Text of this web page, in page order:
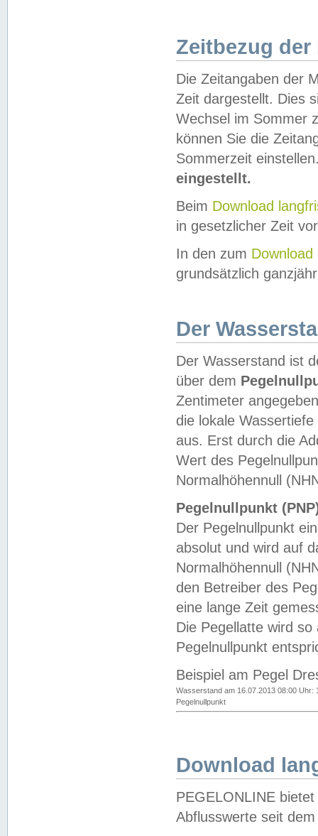
Zeitbezug der
Die Zeitangaben der
Zeit dargestellt. Dies
Wechsel im Sommer
können Sie die
Sommerzeit
eingestellt.
Beim Download
in gesetzlicher Zeit
In den zum Download
grundsätzlich
Der
Der Wasserstand ist
über dem
Zentimeter
die lokale
aus. Erst durch die
Wert des
Normalhöhennull
Pegelnullpunkt
Der Pegelnullpunkt
absolut und wird auf
Normalhöhennull
den Betreiber des
eine lange Zeit
Die Pegellatte wird
Pegelnullpunkt
Beispiel am Pegel
Wasserstand am 16.07.2013 08:00 Uhr:
Pegelnullpunkt
Download
PEGELONLINE
Abflusswerte seit